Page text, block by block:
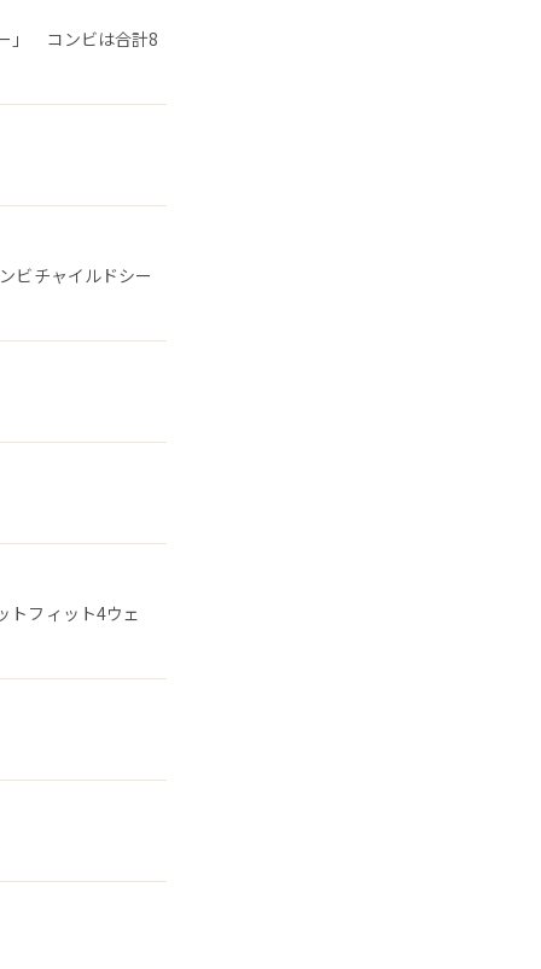
」 コンビは合計8
ビチャイルドシー
トフィット4ウェ